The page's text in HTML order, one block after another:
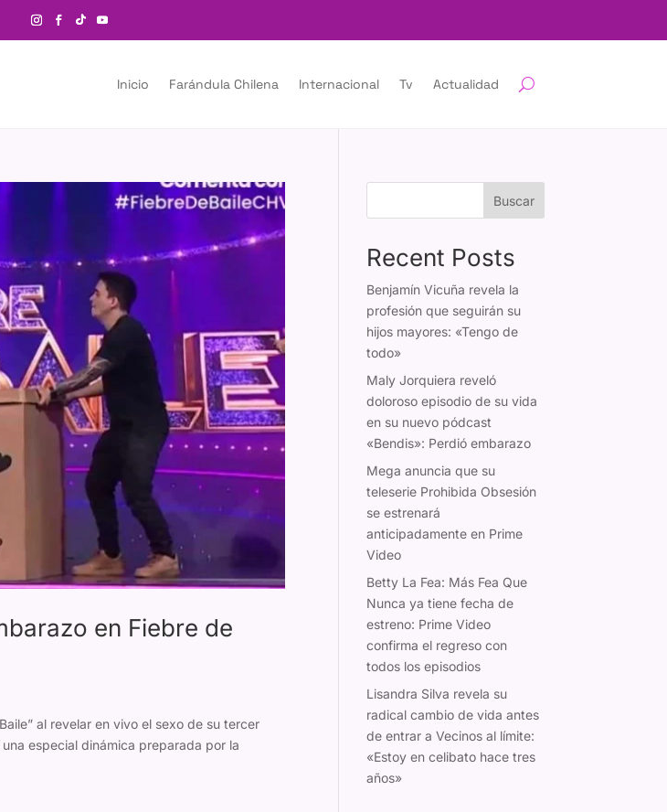
Inicio Farándula Chilena Internacional Tv Actualidad
en Fiebre de
al revelar en vivo el sexo de su tercer
especial dinámica preparada por la
Buscar
Recent Posts
Benjamín Vicuña revela la
profesión que seguirán su
hijos mayores: «Tengo de
todo»
Maly Jorquiera reveló
doloroso episodio de su vida
en su nuevo pódcast
«Bendis»: Perdió embarazo
Mega anuncia que su
teleserie Prohibida Obsesión
se estrenará
anticipadamente en Prime
Video
Betty La Fea: Más Fea Que
Nunca ya tiene fecha de
estreno: Prime Video
confirma el regreso con
todos los episodios
Lisandra Silva revela su
radical cambio de vida antes
de entrar a Vecinos al límite:
«Estoy en celibato hace tres
años»